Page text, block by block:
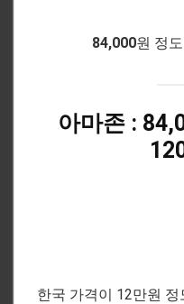
84,000원 정
아마존 :
한국 가격이 12만원